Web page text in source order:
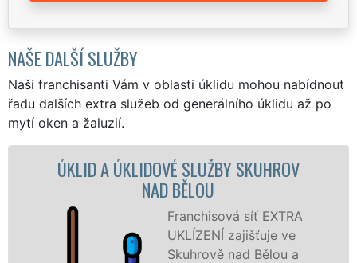
NAŠE DALŠÍ SLUŽBY
Naši franchisanti Vám v oblasti úklidu mohou nabídnout
řadu dalších extra služeb od generálního úklidu až po
mytí oken a žaluzií.
SLUŽBY SKUHROV
síť EXTRA
zajišťuje ve
nad Bělou a
ÚKLIDOVÁ SLUŽBA A